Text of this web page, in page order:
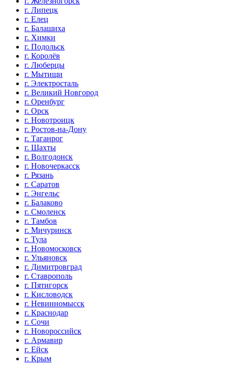
г. Липецк
г. Елец
г. Балашиха
г. Химки
г. Подольск
г. Королёв
г. Люберцы
г. Мытищи
г. Электросталь
г. Великий Новгород
г. Оренбург
г. Орск
г. Новотроицк
г. Ростов-на-Дону
г. Таганрог
г. Шахты
г. Волгодонск
г. Новочеркасск
г. Рязань
г. Саратов
г. Энгельс
г. Балаково
г. Смоленск
г. Тамбов
г. Мичуринск
г. Тула
г. Новомосковск
г. Ульяновск
г. Димитровград
г. Ставрополь
г. Пятигорск
г. Кисловодск
г. Невинномысск
г. Краснодар
г. Сочи
г. Новороссийск
г. Армавир
г. Ейск
г. Крым